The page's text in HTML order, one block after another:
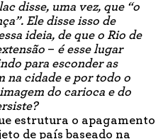
disse, uma vez, que “o
Ele disse isso de
ideia, de que o Rio de
– é esse lugar
para esconder as
na cidade e por todo o
do carioca e do
estrutura o apagamento
de país baseado na